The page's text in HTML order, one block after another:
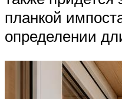
планкой
определении